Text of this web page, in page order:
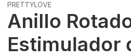
PRETTYLOVE
Anillo
Estimulador